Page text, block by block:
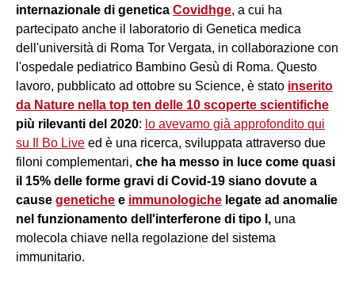
internazionale di genetica Covidhge, a cui ha
partecipato anche il laboratorio di Genetica medica
dell'università di Roma Tor Vergata, in collaborazione con
l'ospedale pediatrico Bambino Gesù di Roma. Questo
lavoro, pubblicato ad ottobre su Science, è stato inserito
da Nature nella top ten delle 10 scoperte scientifiche
più rilevanti del 2020: lo avevamo già approfondito qui
su Il Bo Live ed è una ricerca, sviluppata attraverso due
filoni complementari, che ha messo in luce come quasi
il 15% delle forme gravi di Covid-19 siano dovute a
cause genetiche e immunologiche legate ad anomalie
nel funzionamento dell'interferone di tipo I, una
molecola chiave nella regolazione del sistema
immunitario.